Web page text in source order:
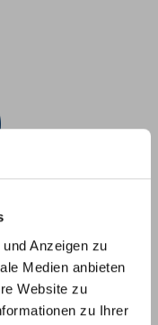
Anzeigen zu
Medien anbieten
Website zu
zu Ihrer
genäht
gezogen.